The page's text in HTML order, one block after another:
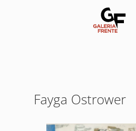
Fayga Ostrower